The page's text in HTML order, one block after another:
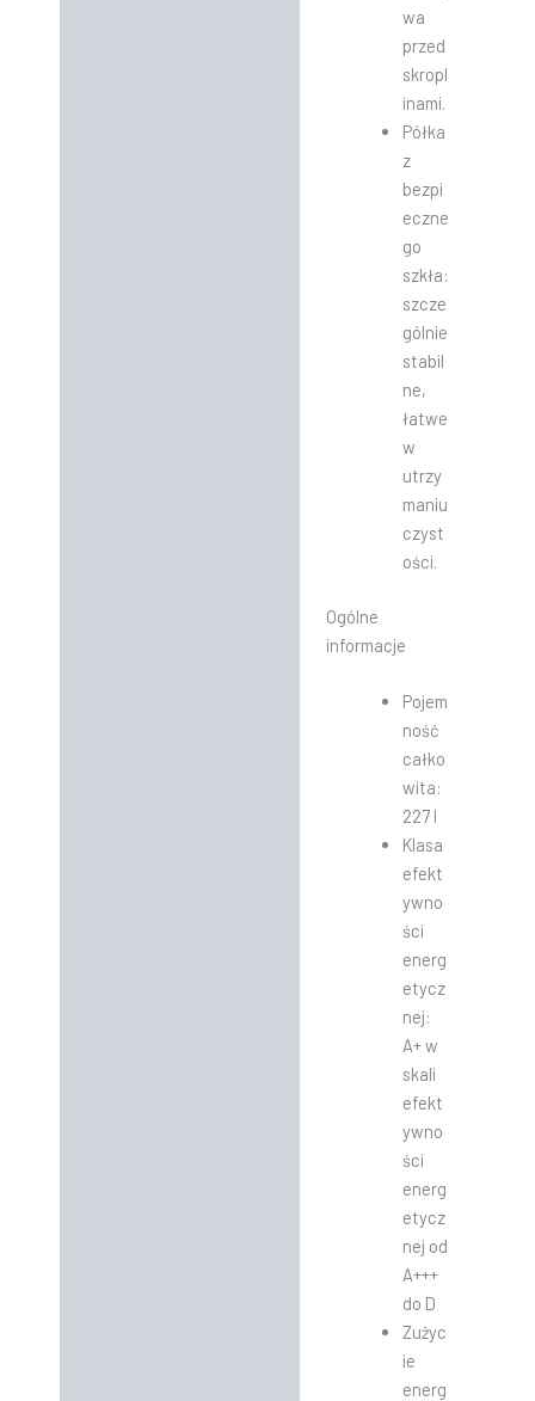
wa
przed
skropl
inami.
Półka
z
bezpi
eczne
go
szkła:
szcze
gólnie
stabil
ne,
łatwe
w
utrzy
maniu
czyst
ości.
Ogólne
informacje
Pojem
ność
całko
wita:
227 l
Klasa
efekt
ywno
ści
energ
etycz
nej:
A+ w
skali
efekt
ywno
ści
energ
etycz
nej od
A+++
do D
Zużyc
ie
energ